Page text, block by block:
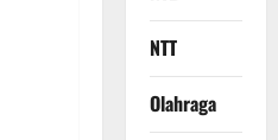
NTT
Olahraga